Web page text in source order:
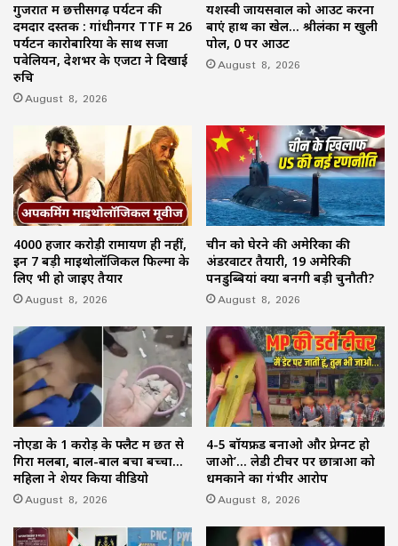
गुजरात में छत्तीसगढ़ पर्यटन की
दमदार दस्तक : गांधीनगर TTF में 26
पर्यटन कारोबारियों के साथ सजा
पवेलियन, देशभर के एजेंटों ने दिखाई
रुचि
August 8, 2026
यशस्वी जायसवाल को आउट करना
बाएं हाथ का खेल… श्रीलंका में खुली
पोल, 0 पर आउट
August 8, 2026
4000 हजार करोड़ी रामायण ही नहीं,
इन 7 बड़ी माइथोलॉजिकल फिल्मों के
लिए भी हो जाइए तैयार
August 8, 2026
चीन को घेरने की अमेरिका की
अंडरवाटर तैयारी, 19 अमेरिकी
पनडुब्बियां क्यों बनेंगी बड़ी चुनौती?
August 8, 2026
नोएडा के 1 करोड़ के फ्लैट में छत से
गिरा मलबा, बाल-बाल बचा बच्चा…
महिला ने शेयर किया वीडियो
August 8, 2026
4-5 बॉयफ्रेंड बनाओ और प्रेग्नेंट हो
जाओ’… लेडी टीचर पर छात्राओं को
धमकाने का गंभीर आरोप
August 8, 2026